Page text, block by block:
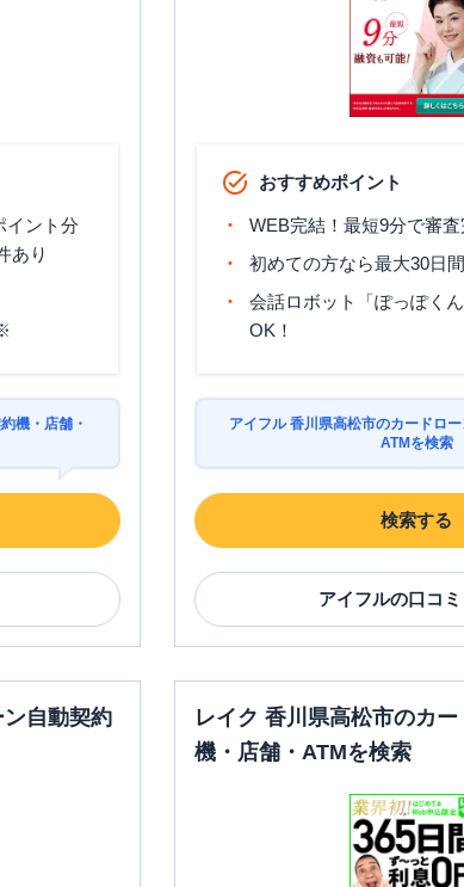
イント分
あり
機・店舗・
おすすめポイント
WEB完結！最短9分で審
初めての方なら最大30日
会話ロボット「ぽっぽく
OK！
アイフル 香川県高松市のカードロ
ATMを検索
検索する
アイフルの口コミ
自動契約
レイク 香川県高松市のカ
機・店舗・ATMを検索